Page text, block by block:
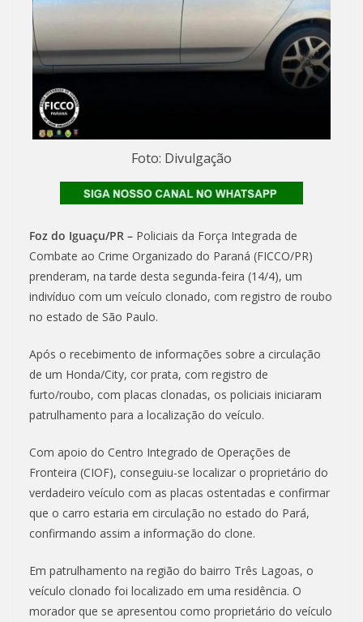
Foto: Divulgação
Foz do Iguaçu/PR – Policiais da Força Integrada de
Combate ao Crime Organizado do Paraná (FICCO/PR)
prenderam, na tarde desta segunda-feira (14/4), um
indivíduo com um veículo clonado, com registro de roubo
no estado de São Paulo.
Após o recebimento de informações sobre a circulação
de um Honda/City, cor prata, com registro de
furto/roubo, com placas clonadas, os policiais iniciaram
patrulhamento para a localização do veículo.
Com apoio do Centro Integrado de Operações de
Fronteira (CIOF), conseguiu-se localizar o proprietário do
verdadeiro veículo com as placas ostentadas e confirmar
que o carro estaria em circulação no estado do Pará,
confirmando assim a informação do clone.
Em patrulhamento na região do bairro Três Lagoas, o
veículo clonado foi localizado em uma residência. O
morador que se apresentou como proprietário do veículo